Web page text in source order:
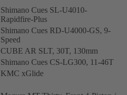
Shimano Cues SL-U4010-
Rapidfire-Plus
Shimano Cues RD-U4000-GS, 9-
Speed
CUBE AR SLT, 30T, 130mm
Shimano Cues CS-LG300, 11-46T
KMC xGlide